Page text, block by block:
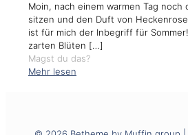
Moin, nach einem warmen Tag noch
sitzen und den Duft von
ist für mich der Inbegriff für
zarten Blüten […]
Magst du das?
Mehr lesen